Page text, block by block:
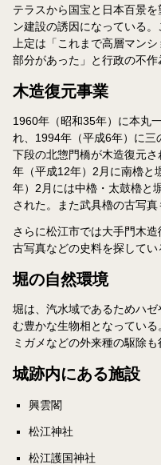
テラスから国宝と日本百景
ン建設の誘因になっている
上定は「これまで高層マン
部分があった」と行政の不
木造復元事業
1960年（昭和35年）に本丸
れ、1994年（平成6年）に
下段の北惣門橋が木造復元
年（平成12年）2月に南櫓と
年）2月には中櫓・太鼓櫓と
された。また武具櫓の古写真
さらに松江市では大手門木
古写真などの史料を探してい
堀の自然環境
堀は、汽水域であるためハ
む豊かな生物相となってい
ミガメなどの外来種の駆除
城跡内にある施設
興雲閣
松江神社
松江護国神社